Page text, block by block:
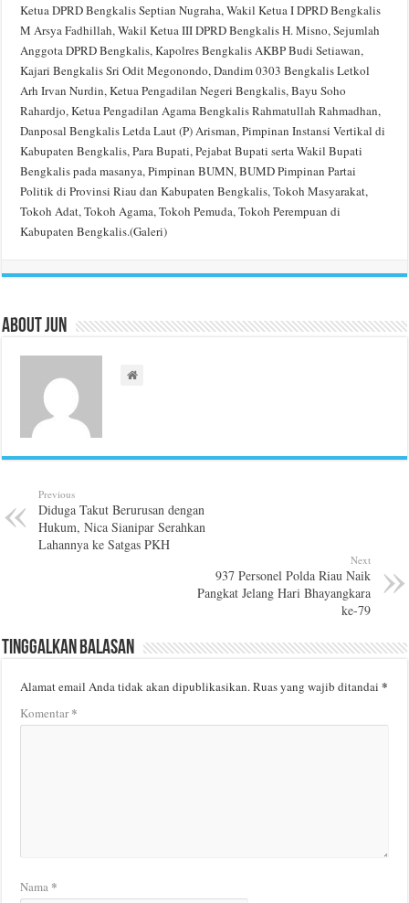
Ketua DPRD Bengkalis Septian Nugraha, Wakil Ketua I DPRD Bengkalis
M Arsya Fadhillah, Wakil Ketua III DPRD Bengkalis H. Misno, Sejumlah
Anggota DPRD Bengkalis, Kapolres Bengkalis AKBP Budi Setiawan,
Kajari Bengkalis Sri Odit Megonondo, Dandim 0303 Bengkalis Letkol
Arh Irvan Nurdin, Ketua Pengadilan Negeri Bengkalis, Bayu Soho
Rahardjo, Ketua Pengadilan Agama Bengkalis Rahmatullah Rahmadhan,
Danposal Bengkalis Letda Laut (P) Arisman, Pimpinan Instansi Vertikal di
Kabupaten Bengkalis, Para Bupati, Pejabat Bupati serta Wakil Bupati
Bengkalis pada masanya, Pimpinan BUMN, BUMD Pimpinan Partai
Politik di Provinsi Riau dan Kabupaten Bengkalis, Tokoh Masyarakat,
Tokoh Adat, Tokoh Agama, Tokoh Pemuda, Tokoh Perempuan di
Kabupaten Bengkalis.(Galeri)
About Jun
Previous
Diduga Takut Berurusan dengan
Hukum, Nica Sianipar Serahkan
Lahannya ke Satgas PKH
Next
937 Personel Polda Riau Naik
Pangkat Jelang Hari Bhayangkara
ke-79
Tinggalkan Balasan
Alamat email Anda tidak akan dipublikasikan.Ruas yang wajib ditandai*
Komentar*
Nama *